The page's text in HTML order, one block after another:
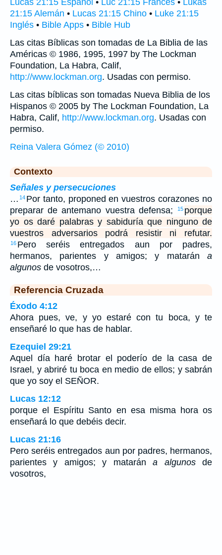
21:15 Alemán • Lucas 21:15 Chino • Luke 21:15
Inglés • Bible Apps • Bible Hub
Las citas Bíblicas son tomadas de La Biblia de las
Américas © 1986, 1995, 1997 by The Lockman
Foundation, La Habra, Calif,
http://www.lockman.org. Usadas con permiso.
Las citas bíblicas son tomadas Nueva Biblia de los
Hispanos © 2005 by The Lockman Foundation, La
Habra, Calif, http://www.lockman.org. Usadas con
permiso.
Reina Valera Gómez (© 2010)
Contexto
Señales y persecuciones
… 14 Por tanto, proponed en vuestros corazones no
preparar de antemano vuestra defensa;
15 porque
yo os daré palabras y sabiduría que ninguno de
vuestros adversarios podrá resistir ni refutar.
16 Pero seréis entregados aun por padres,
hermanos, parientes y amigos; y matarán a
algunos de vosotros,…
Referencia Cruzada
Éxodo 4:12
Ahora pues, ve, y yo estaré con tu boca, y te
enseñaré lo que has de hablar.
Ezequiel 29:21
Aquel día haré brotar el poderío de la casa de
Israel, y abriré tu boca en medio de ellos; y sabrán
que yo soy el SEÑOR.
Lucas 12:12
porque el Espíritu Santo en esa misma hora os
enseñará lo que debéis decir.
Lucas 21:16
Pero seréis entregados aun por padres, hermanos,
parientes y amigos; y matarána algunosde
vosotros,